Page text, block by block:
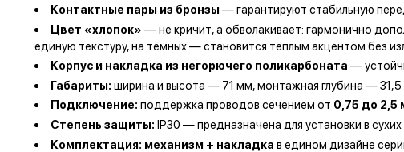
Контактные пары из бронзы — гарантируют стабильную
Цвет «хлопок» — не кричит, а обволакивает: гармонично
единую текстуру, на тёмных — становится тёплым акцентом без
Корпус и накладка из негорючего поликарбоната —
Габариты: ширина и высота — 71 мм, монтажная глубина —
Подключение: поддержка проводов сечением от 0,75 до 2,5
Степень защиты: IP30 — предназначена для установки в
Комплектация: механизм + накладка в едином дизайне